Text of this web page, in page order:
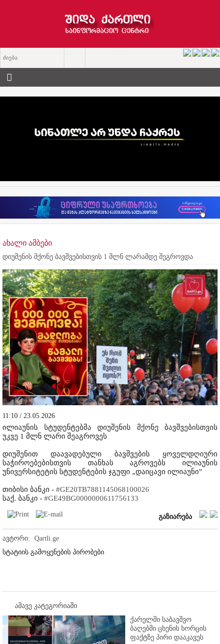
ახალი ამბები
დიუშენის მქონე ბავშვებისთვის 1 მლნ ლარამდე შეგროვდა
11:10 / 23.05.2026
ილიაუნის სტუდენტებმა დიუშენის მქონე ბავშვებისთვის
უკვე 1 მლნ ლარი შეაგროვეს
დიუშენით დაავადებული ბავშვების ყოველდღიური
საჭიროებებისთვის თანხას აგროვებს ილიაუნის
უნივერსიტეტის სტუდენტების ჯგუფი „დაიცავი ილიაუნი”
თიბისი ბანკი - #GE20TB7881145068100026
საქ. ბანკი - #GE49BG0000000611756133
გაზიარება
ავტორი:
Qartli.ge
სტატიის გამოყენების პირობები
ამავე კატეგორიაში
ქარელში საბავშვო
ბაღებში ცხენის ხორცის
ფაქტზე პირი დააკავეს